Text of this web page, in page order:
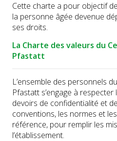
Cette charte a pour objectif
la personne âgée devenue
ses droits.
La Charte des valeurs du
Pfastatt
L’ensemble des personnels
Pfastatt s’engage à
devoirs de confidentialité et
conventions, les normes et
référence, pour remplir les
l’établissement.